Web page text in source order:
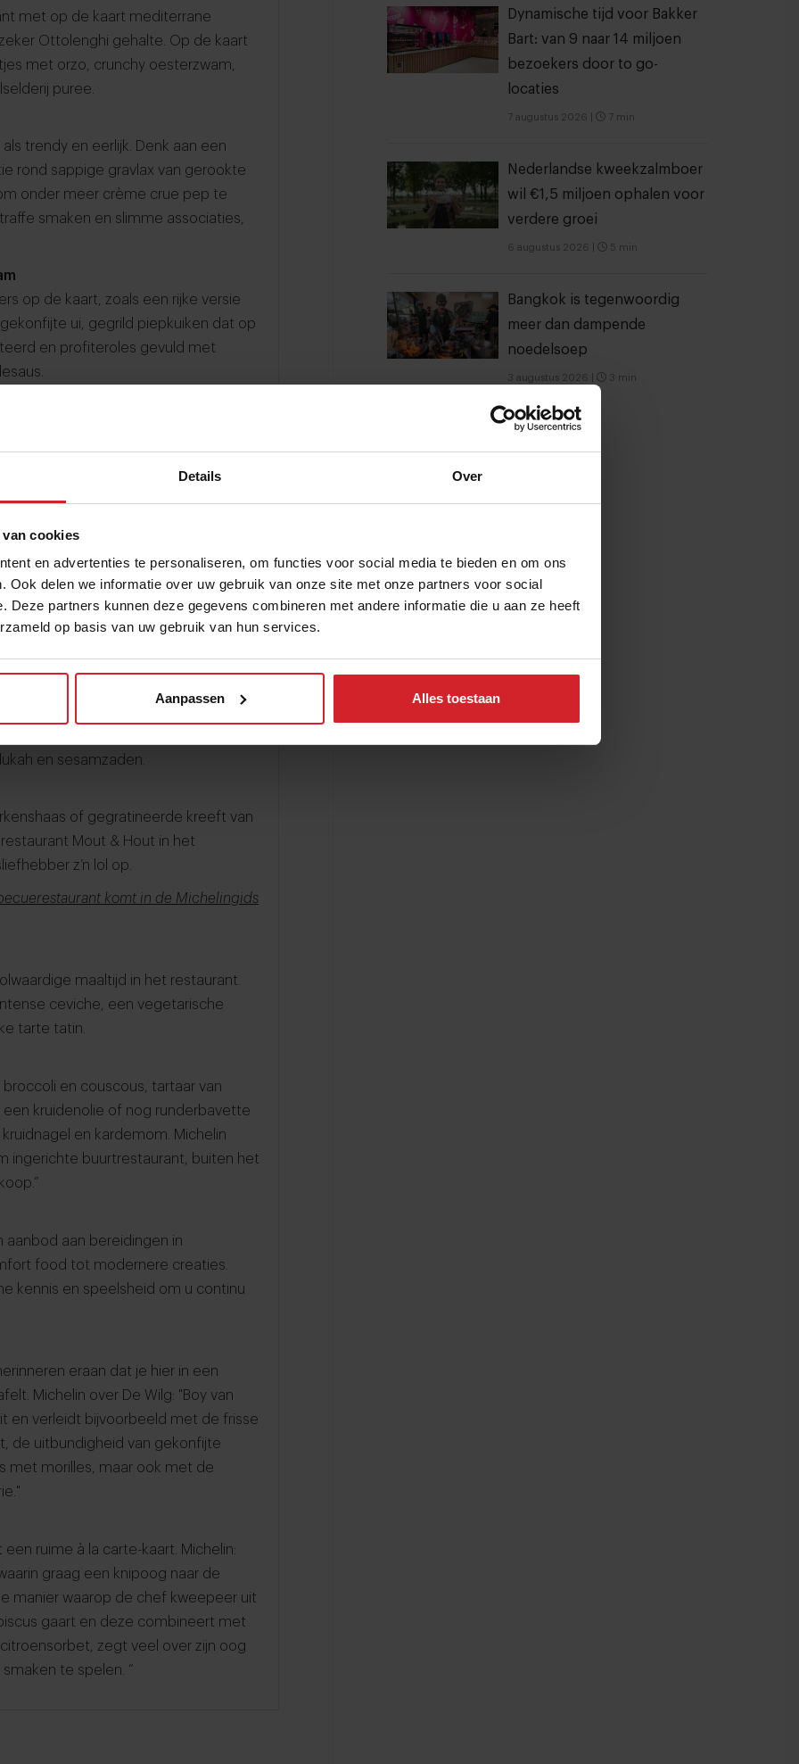
Details Over
cookies
en advertenties te personaliseren, om functies voor social media te bieden en om ons
Ook delen we informatie over uw gebruik van onze site met onze partners voor social
Deze partners kunnen deze gegevens combineren met andere informatie die u aan ze heeft
op basis van uw gebruik van hun services.
Aanpassen Alles toestaan
met op de kaart mediterrane
Ottolenghi gehalte. Op de kaart
met orzo, crunchy oesterzwam,
puree.
trendy en eerlijk. Denk aan een
rond sappige gravlax van gerookte
onder meer crème crue pep te
smaken en slimme associaties,
op de kaart, zoals een rijke versie
ui, gegrild piepkuiken dat op
en profiteroles gevuld met
Rotterdamse chef die zijn sporen
by Mario Ridder - staan op de
maar wel met diepe verrassende
wordt gebracht met gerookte
aardappelmousseline en
keuken goed onder de knie, zo
terrine van in noriblad gerolde prei
rode wijn bij kalfssukade.
een leuke mix van een pubsfeer en
met Aziatische punch, tot de
en sesamzaden.
of gegratineerde kreeft van
Mout & Hout in het
z’n lol op.
komt in de Michelingids
maaltijd in het restaurant.
ceviche, een vegetarische
tarte tatin.
en couscous, tartaar van
kruidenolie of nog runderbavette
en kardemom. Michelin
ingerichte buurtrestaurant, buiten het
aanbod aan bereidingen in
food tot modernere creaties.
kennis en speelsheid om u continu
eraan dat je hier in een
Michelin over De Wilg: "Boy van
en verleidt bijvoorbeeld met de frisse
de uitbundigheid van gekonfijte
met morilles, maar ook met de
ruime à la carte-kaart. Michelin:
graag een knipoog naar de
manier waarop de chef kweepeer uit
gaart en deze combineert met
zegt veel over zijn oog
te spelen. “
Dynamische tijd voor Bakker
Bart: van 9 naar 14 miljoen
bezoekers door to go-
locaties
7 augustus 2026 7 min
Nederlandse kweekzalmboer
wil €1,5 miljoen ophalen voor
verdere groei
6 augustus 2026 5 min
Bangkok is tegenwoordig
meer dan dampende
noedelsoep
3 augustus 2026 3 min